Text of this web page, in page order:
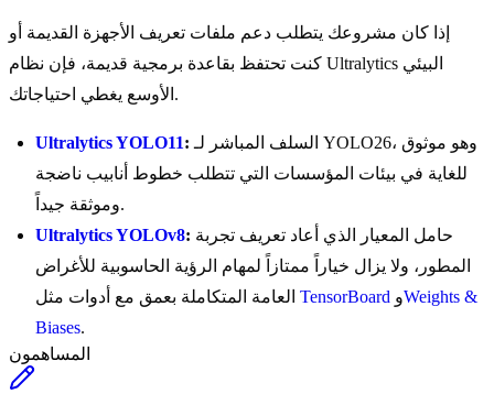
إذا كان مشروعك يتطلب دعم ملفات تعريف الأجهزة القديمة أو
كنت تحتفظ بقاعدة برمجية قديمة، فإن نظام Ultralytics البيئي
الأوسع يغطي احتياجاتك.
Ultralytics YOLO11:
للغاية في بيئات المؤسسات التي تتطلب خطوط أنابيب ناضجة
وموثقة جيداً.
Ultralytics YOLOv8:
المطور، ولا يزال خياراً ممتازاً لمهام الرؤية الحاسوبية للأغراض
TensorBoard وWeights &
Biases.
المساهمون